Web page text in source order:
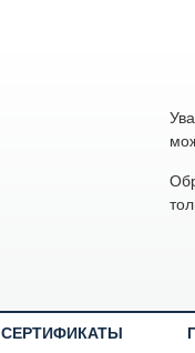
СЕРТИФИКАТЫ